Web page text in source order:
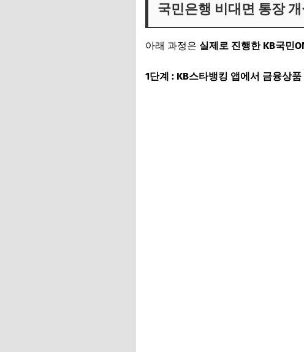
국민은행 비대면 통장
아래 과정은 실제로 진행한 KB국민
1단계 : KB스타뱅킹 앱에서 금융상